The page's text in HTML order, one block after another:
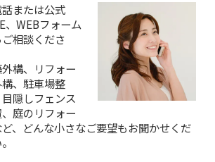
または公式
、WEBフォーム
相談くださ
構、リフォー
、駐車場整
隠しフェンス
庭のリフォー
、どんな小さなご要望もお聞かせくだ